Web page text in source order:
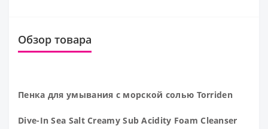
Обзор товара
Пенка для умывания с морской солью Torriden
Dive-In Sea Salt Creamy Sub Acidity Foam Cleanser